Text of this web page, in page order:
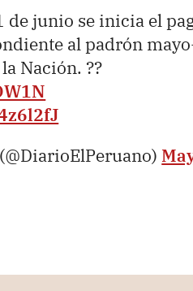
de junio se inicia el
al padrón
Nación. ??